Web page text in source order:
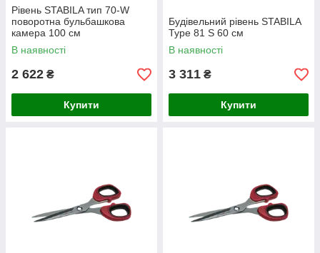
Рівень STABILA тип 70-W
поворотна бульбашкова
камера 100 см
В наявності
2 622 ₴
Купити
Будівельний рівень STABILA
Type 81 S 60 см
В наявності
3 311 ₴
Купити